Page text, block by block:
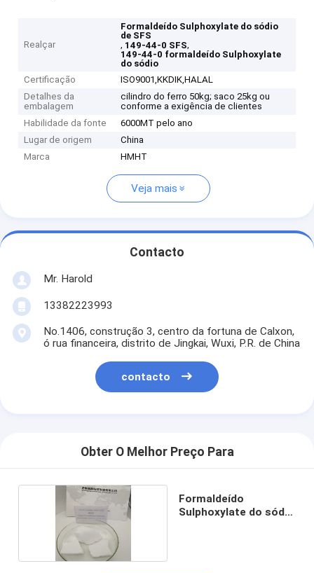
Realçar
Formaldeído Sulphoxylate do sódio
de SFS
, 149-44-0 SFS,
149-44-0 formaldeído Sulphoxylate
do sódio
Certificação
ISO9001,KKDIK,HALAL
Detalhes da
embalagem
cilindro do ferro 50kg; saco 25kg ou
conforme a exigência de clientes
Habilidade da fonte
6000MT pelo ano
Lugar de origem
China
Marca
HMHT
Veja mais
Contacto
Mr. Harold
13382223993
No.1406, construção 3, centro da fortuna de Calxon,
ó rua financeira, distrito de Jingkai, Wuxi, P.R. de China
contacto
Obter O Melhor Preço Para
Formaldeído
Sulphoxylate do sódio